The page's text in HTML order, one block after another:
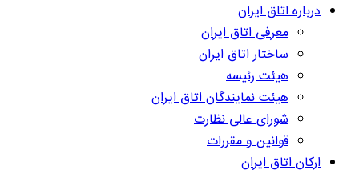
درباره اتاق ایران
معرفی اتاق ایران
ساختار اتاق ایران
هیئت رئیسه
هیئت نمایندگان اتاق ایران
شورای عالی نظارت
قوانین و مقررات
ارکان اتاق ایران